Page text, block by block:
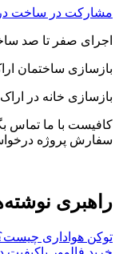
مشارکت در ساخت در
اجرای صفر تا صد
بازسازی ساختمان
بازسازی خانه در
سفارش پروژه
راهبری
توکن هواداری چیست؟